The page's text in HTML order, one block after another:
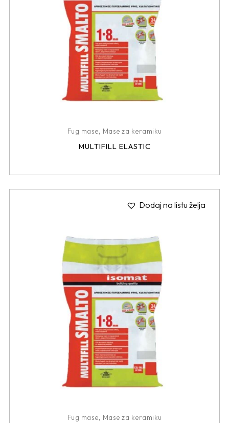
Fug mase, Mase za keramiku
MULTIFILL ELASTIC
Dodaj na listu želja
Fug mase, Mase za keramiku